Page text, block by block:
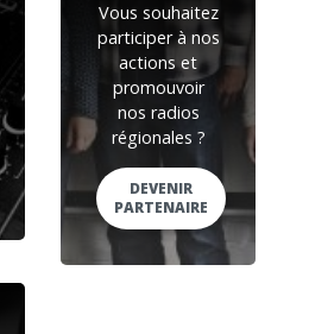
Vous souhaitez
participer à nos
actions et
promouvoir
nos radios
régionales ?
DEVENIR
PARTENAIRE